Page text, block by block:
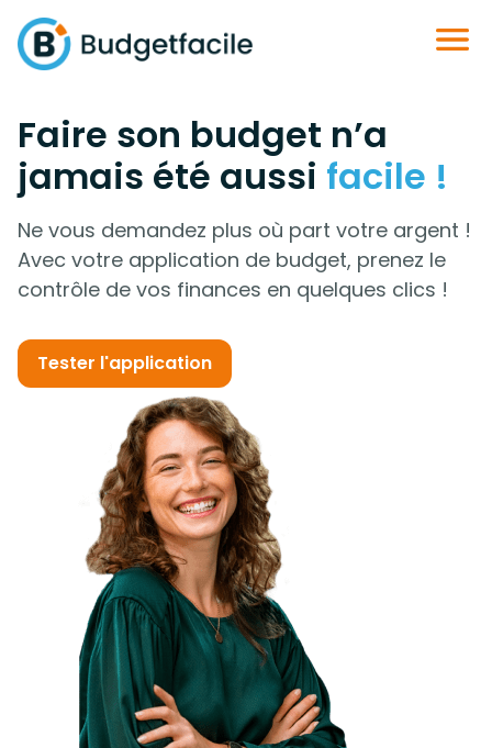
Faire son budget n’a
jamais été aussi facile !
Ne vous demandez plus où part votre argent !
Avec votre application de budget, prenez le
contrôle de vos finances en quelques clics !
Tester l'application